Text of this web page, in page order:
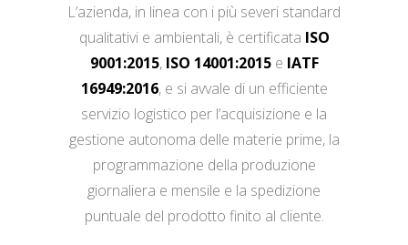
L’azienda, in linea con i più severi standard
qualitativi e ambientali, è certificata ISO
9001:2015, ISO 14001:2015e IATF
16949:2016, e si avvale di un efficiente
servizio logistico per l’acquisizione e la
gestione autonoma delle materie prime, la
programmazione della produzione
giornaliera e mensile e la spedizione
puntuale del prodotto finito al cliente.